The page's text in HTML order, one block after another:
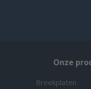
Onze
Breekplaten